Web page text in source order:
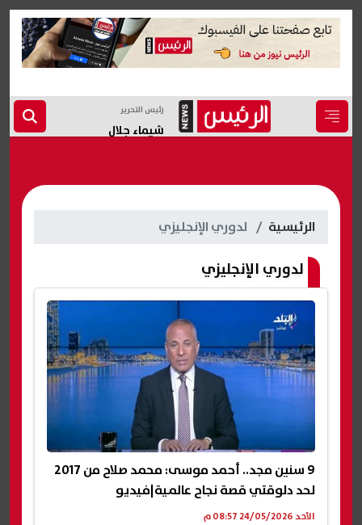
رئيس التحرير
شيماء جلال
الرئيسية لدوري الإنجليزي
لدوري الإنجليزي
9 سنين مجد.. أحمد موسى: محمد صلاح من 2017
لحد دلوقتي قصة نجاح عالمية|فيديو
الأحد 24/05/2026 08:57 م